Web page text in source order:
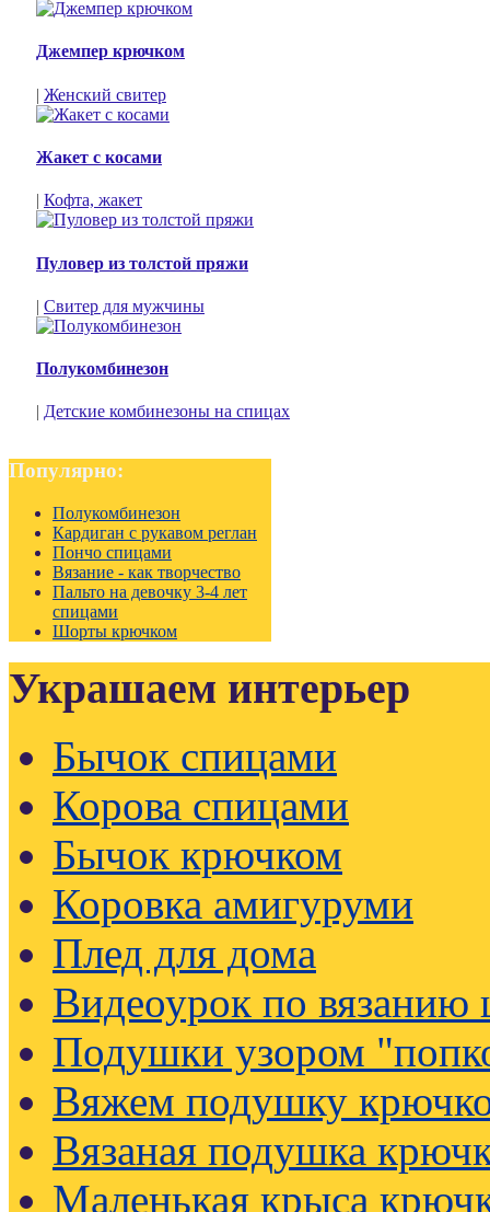
Джемпер крючком
| Женский свитер
Жакет с косами
| Кофта, жакет
Пуловер из толстой пряжи
| Свитер для мужчины
Полукомбинезон
| Детские комбинезоны на спицах
Популярно:
Полукомбинезон
Кардиган с рукавом реглан
Пончо спицами
Вязание - как творчество
Пальто на девочку 3-4 лет
спицами
Шорты крючком
Украшаем интерьер
Бычок спицами
Корова спицами
Бычок крючком
Коровка амигуруми
Плед для дома
Видеоурок по
Подушки узором
Вяжем подушку
Вязаная подушка
Маленькая крыса